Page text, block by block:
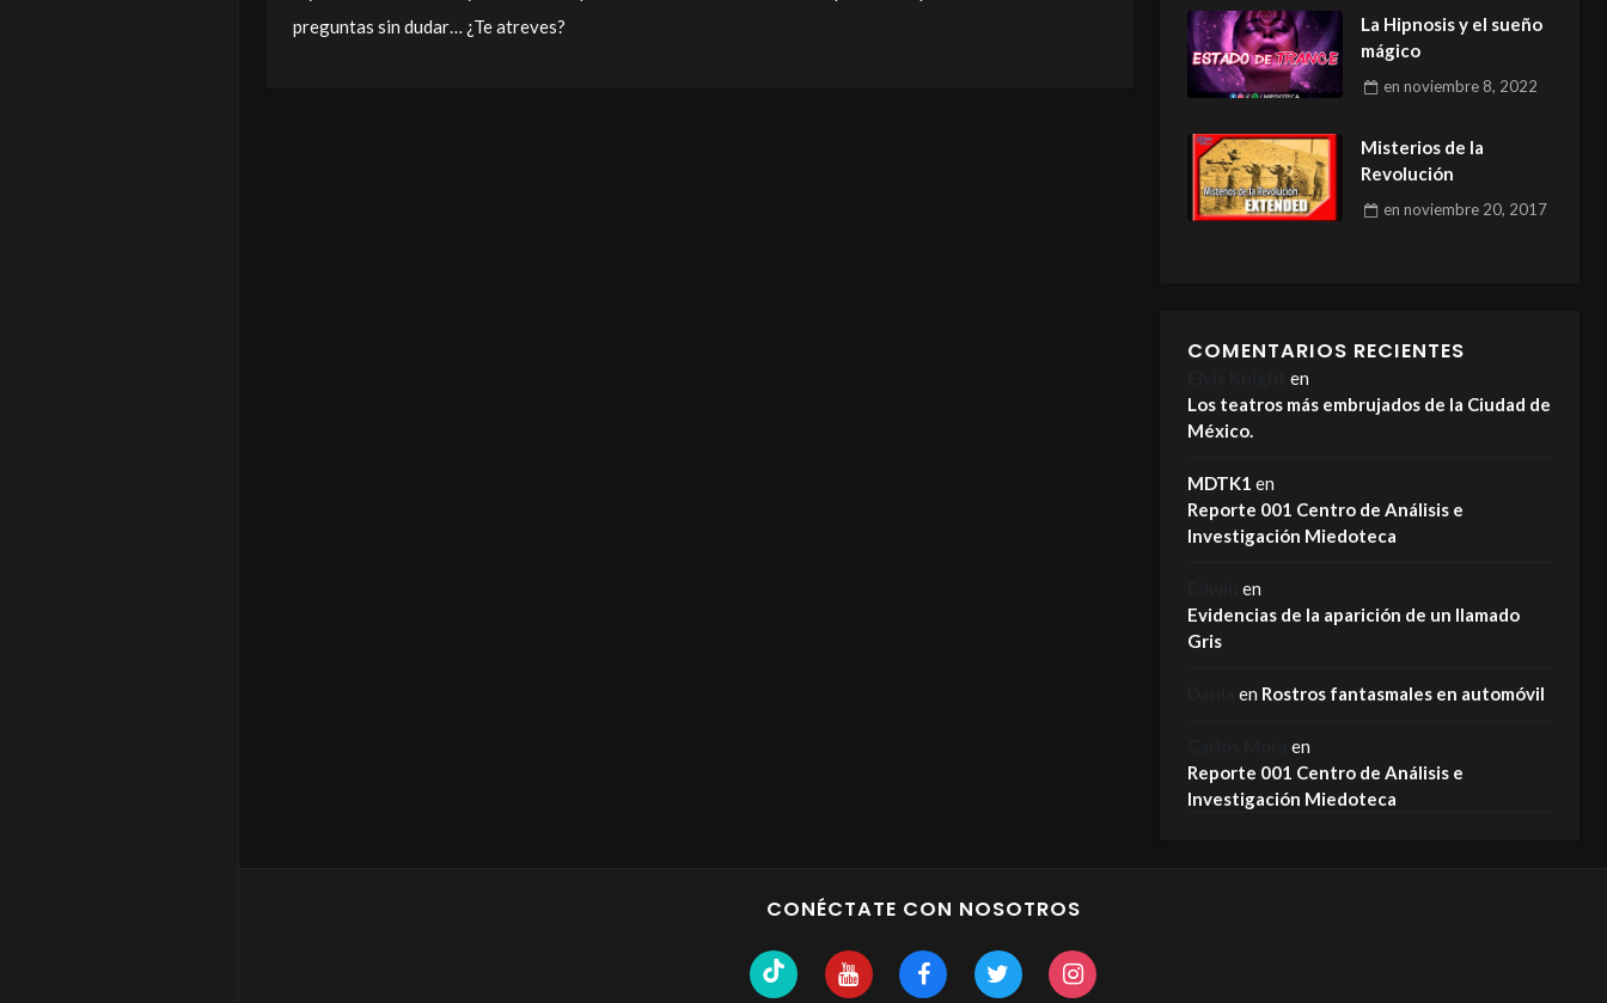
preguntas sin dudar… ¿Te atreves?
La Hipnosis y el sueño
mágico
ennoviembre 8, 2022
Misterios de la
Revolución
ennoviembre 20, 2017
COMENTARIOS RECIENTES
en
Los teatros más embrujados de la Ciudad de
México.
MDTK1 en
Reporte 001 Centro de Análisis e
Investigación Miedoteca
en
Evidencias de la aparición de un llamado
Gris
en Rostros fantasmales en automóvil
en
Reporte 001 Centro de Análisis e
Investigación Miedoteca
CONÉCTATE CON NOSOTROS